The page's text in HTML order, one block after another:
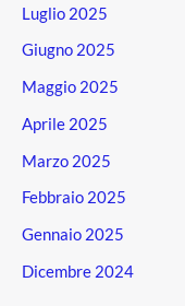
Luglio 2025
Giugno 2025
Maggio 2025
Aprile 2025
Marzo 2025
Febbraio 2025
Gennaio 2025
Dicembre 2024